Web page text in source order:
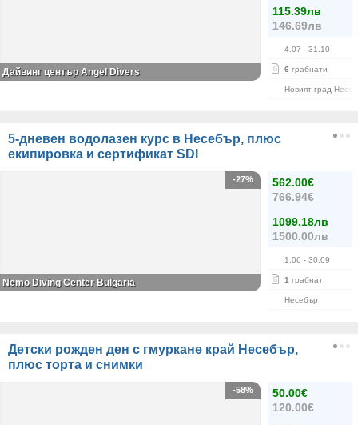
115.39лв
146.69лв
4.07 - 31.10
6 грабнати
Новият град
Дайвинг център Angel Divers
5-дневен водолазен курс в Несебър, плюс
екипировка и сертификат SDI
562.00€
766.94€
1099.18лв
1500.00лв
1.06 - 30.09
1 грабнат
Несебър
-27%
Nemo Diving Center Bulgaria
Детски рожден ден с гмуркане край Несебър,
плюс торта и снимки
50.00€
120.00€
-58%